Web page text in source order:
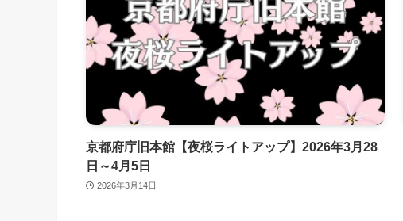
京都府庁旧本館【夜桜ライトアップ】2026年3月28
日～4月5日
2026年3月14日